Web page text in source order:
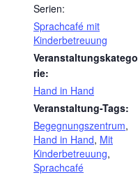
Serien:
Sprachcafé mit
Kinderbetreuung
Veranstaltungskatego
rie:
Hand in Hand
Veranstaltung-Tags:
Begegnungszentrum,
Hand in Hand, Mit
Kinderbetreuung,
Sprachcafé